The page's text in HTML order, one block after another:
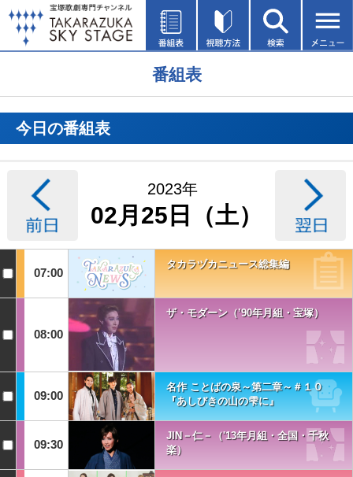
番組表
今日の番組表
2023年
02月25日（土）
07:00
タカラヅカニュース総集編
08:00
ザ・モダーン（’90年月組・宝塚）
09:00
名作 ことばの泉～第二章～＃１０
『あしびきの山の雫に』
09:30
JIN－仁－（'13年月組・全国・千秋
楽）